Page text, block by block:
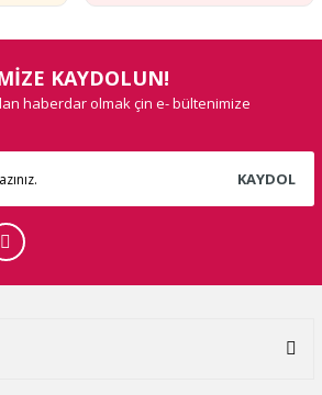
KAYDOLUN!
haberdar olmak çin e- bültenimize
KAYDOL